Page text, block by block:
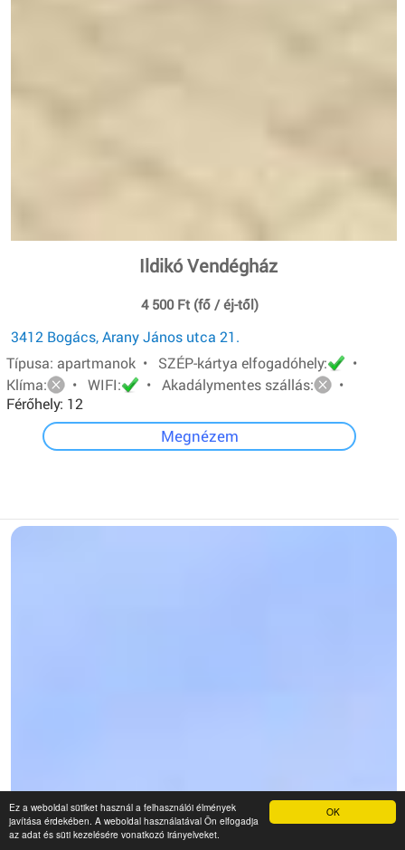
OK
Ez a weboldal sütiket használ a felhasználói élmények
javítása érdekében. A weboldal használatával Ön elfogadja
az adat és süti kezelésére vonatkozó irányelveket.
Ildikó Vendégház
4 500 Ft (fő / éj-től)
3412 Bogács, Arany János utca 21.
Típusa: apartmanok • SZÉP-kártya elfogadóhely:
•
Klíma:
• WIFI: • Akadálymentes szállás:
•
Férőhely: 12
Megnézem